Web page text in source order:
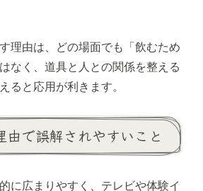
理由は、どの場面でも「飲むため
なく、道具と人との関係を整える
ると応用が利きます。
由で誤解されやすいこと
に広まりやすく、テレビや体験イ